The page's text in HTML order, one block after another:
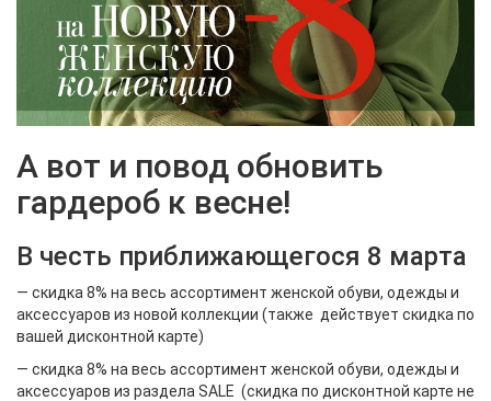
А вот и повод обновить
гардероб к весне!
В честь приближающегося 8 марта
— скидка 8% на весь ассортимент женской обуви, одежды и
аксессуаров из новой коллекции (также действует скидка по
вашей дисконтной карте)
— скидка 8% на весь ассортимент женской обуви, одежды и
аксессуаров из раздела SALE (скидка по дисконтной карте не